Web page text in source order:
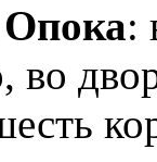
:
во